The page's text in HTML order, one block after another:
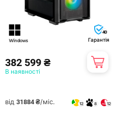
40
Гарантія
382 599 ₴
В наявності
від 31884 ₴/міс. 12 8 12